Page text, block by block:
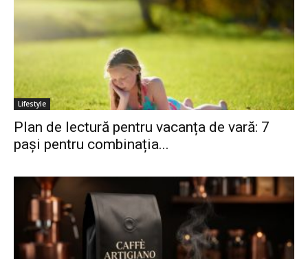
Lifestyle
Plan de lectură pentru vacanța de vară: 7
pași pentru combinația...